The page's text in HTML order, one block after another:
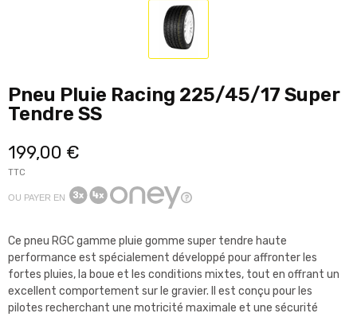
Pneu Pluie Racing 225/45/17 Super
Tendre SS
199,00 €
TTC
OU PAYER EN
Ce pneu RGC gamme pluie gomme super tendre haute
performance est spécialement développé pour affronter les
fortes pluies, la boue et les conditions mixtes, tout en offrant un
excellent comportement sur le gravier. Il est conçu pour les
pilotes recherchant une motricité maximale et une sécurité